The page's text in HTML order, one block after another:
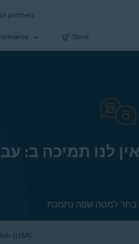
partners
Store
לנו תמיכה ב: